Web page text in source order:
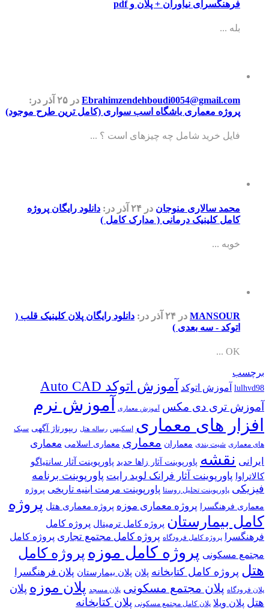
فرهنگسرای نیاوران + پلان و pdf
بله ...
Ebrahimzendehboudi0054@gmail.com در ۲۵ آذر
در:
پروژه معماری باشگاه اسب سواری (کامل ترین طرح موجود)
فایل خرید شامل چه چیزهای است ؟ ...
محمد سالاری منوجان در ۲۴ آذر در: دانلود رایگان پروژه
کامل کلینیک درمانی ( مدارک کامل )
خوبه ...
MANSOUR در ۲۴ آذر در: دانلود رایگان پلان کلینیک قلب (
اتوکد - سه بعدی )
OK ...
برچسب
lulhvd98 آموزش اتوکد آموزش اتوکد Auto CAD
آموزش تری دی مکس آموزش معماری
آموزش نرم
افزار های معماری اسکیس رساله هتل ریپورتاژ آگهی سبک
های معماری شیت بندی معماران معماری معماری اسلامی معماری
ایرانی نقشه پاورپوینت آثار زاها حدید پاورپوینت آثار سانتیاگو
کالاتراوا پاورپوینت آثار فرانک لوید رایت پاورپوینت برنامه
فیزیکی پاورپوینت تحلیل روستا پاورپوینت مرمت ابنیه تاریخی پروژه
معماری فرهنگسرا پروژه معماری موزه پروژه معماری هتل پروژه
کامل بیمارستان پروژه کامل ترمینال پروژه کامل
فرهنگسرا
پروژه کامل فرودگاه پروژه کامل مجتمع تجاری پروژه کامل
مجتمع مسکونی پروژه کامل موزه پروژه کامل
هتل پروژه کامل کتابخانه پلان پلان بیمارستان پلان فرهنگسرا
پلان فرودگاه پلان مجتمع مسکونی پلان مسجد پلان موزه پلان
هتل پلان ویلا پلان کامل مجتمع مسکونی پلان کتابخانه